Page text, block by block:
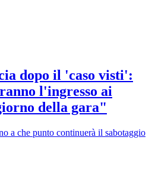
dopo il 'caso visti':
l'ingresso ai
della gara"
a che punto continuerà il sabotaggio